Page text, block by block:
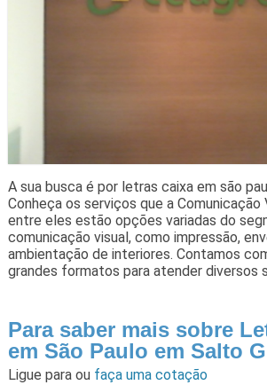
A sua busca é por letras caixa em são
Conheça os serviços que a
entre eles estão opções variadas do
comunicação visual, como impressão,
ambientação de interiores. Contamos
grandes formatos para atender diversos
Para saber mais sobre
em São Paulo em Salto
Ligue para ou faça uma cotação